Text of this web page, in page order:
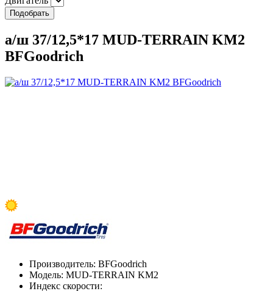
Подобрать
а/ш 37/12,5*17 MUD-TERRAIN KM2
BFGoodrich
Производитель: BFGoodrich
Модель: MUD-TERRAIN KM2
Индекс скорости: